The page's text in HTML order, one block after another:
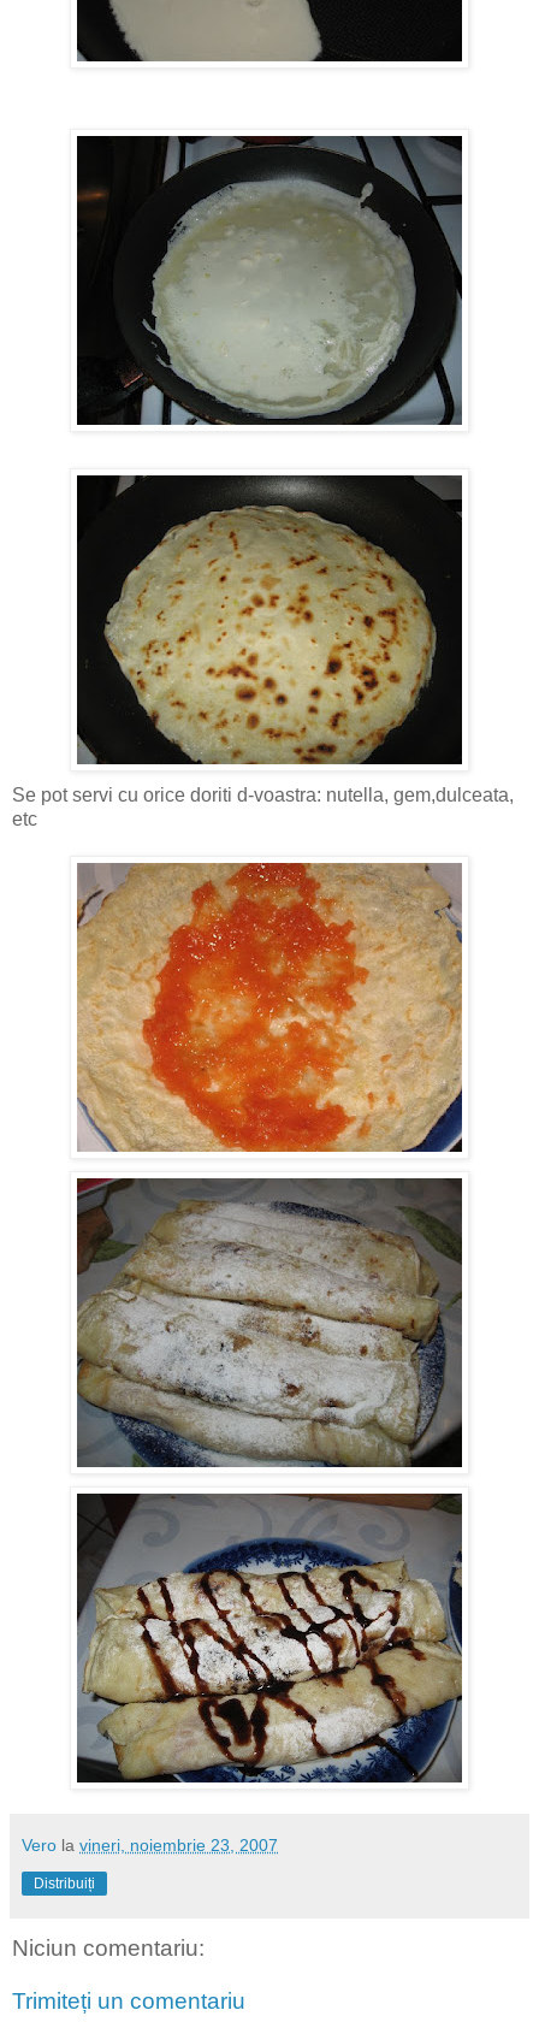
Se pot servi cu orice doriti d-voastra: nutella, gem,dulceata,
etc
Vero la vineri, noiembrie 23, 2007
Distribuiți
Niciun comentariu:
Trimiteți un comentariu